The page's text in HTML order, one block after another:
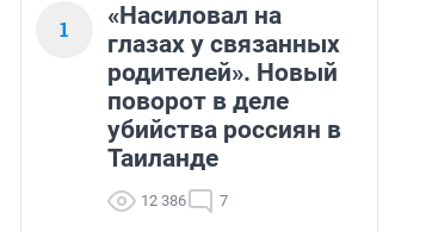
1
«Насиловал на
глазах у связанных
родителей». Новый
поворот в деле
убийства россиян в
Таиланде
12 386 7